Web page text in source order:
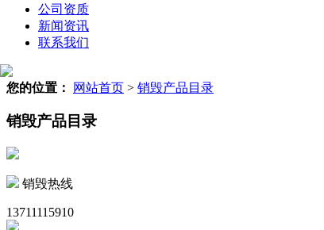
公司资质
新闻资讯
联系我们
您的位置： 网站首页 > 销毁产品目录
销毁产品目录
销毁热线
13711115910